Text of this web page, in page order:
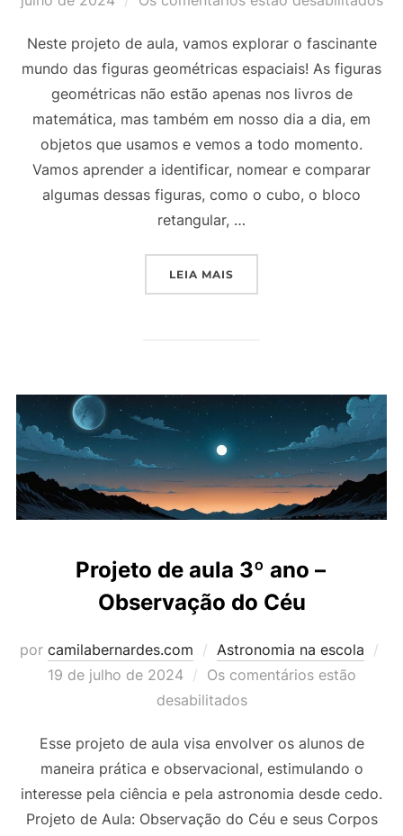
Neste projeto de aula, vamos explorar o fascinante
mundo das figuras geométricas espaciais! As figuras
geométricas não estão apenas nos livros de
matemática, mas também em nosso dia a dia, em
objetos que usamos e vemos a todo momento.
Vamos aprender a identificar, nomear e comparar
algumas dessas figuras, como o cubo, o bloco
retangular, …
LEIA MAIS
Projeto de aula 3º ano –
Observação do Céu
por camilabernardes.com Astronomia na escola
19 de julho de 2024
Os comentários estão
desabilitados
Esse projeto de aula visa envolver os alunos de
maneira prática e observacional, estimulando o
interesse pela ciência e pela astronomia desde cedo.
Projeto de Aula: Observação do Céu e seus Corpos